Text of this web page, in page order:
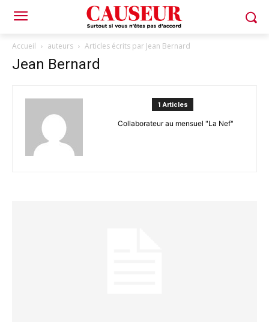
Accueil auteurs Articles écrits par Jean Bernard
Jean Bernard
1 Articles
Collaborateur au mensuel "La Nef"